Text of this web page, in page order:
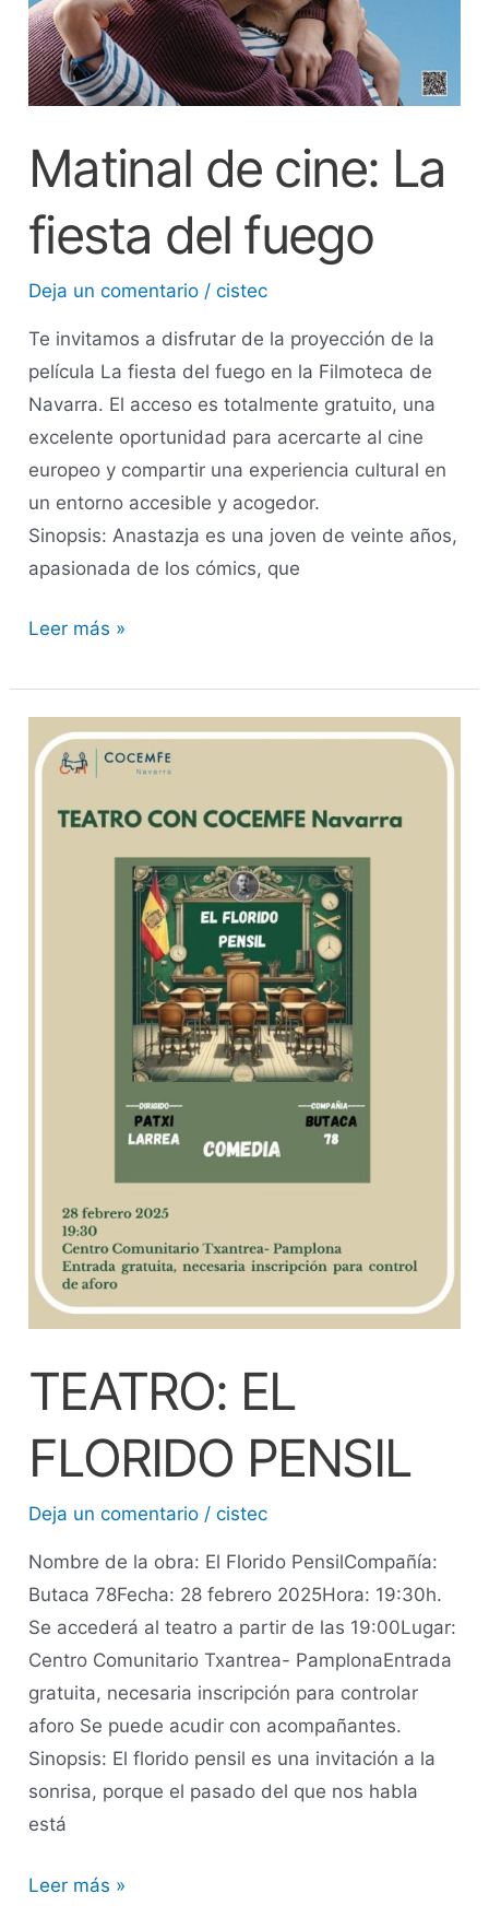
Matinal de cine: La
fiesta del fuego
Deja un comentario /cistec
Te invitamos a disfrutar de la proyección de la
película La fiesta del fuego en la Filmoteca de
Navarra. El acceso es totalmente gratuito, una
excelente oportunidad para acercarte al cine
europeo y compartir una experiencia cultural en
un entorno accesible y acogedor.
Sinopsis: Anastazja es una joven de veinte años,
apasionada de los cómics, que
Leer más »
TEATRO: EL
FLORIDO PENSIL
Deja un comentario /cistec
Nombre de la obra: El Florido PensilCompañía:
Butaca 78Fecha: 28 febrero 2025Hora: 19:30h.
Se accederá al teatro a partir de las 19:00Lugar:
Centro Comunitario Txantrea- PamplonaEntrada
gratuita, necesaria inscripción para controlar
aforo Se puede acudir con acompañantes.
Sinopsis: El florido pensil es una invitación a la
sonrisa, porque el pasado del que nos habla
está
TEATRO:
EL
PENSIL
Leer más »